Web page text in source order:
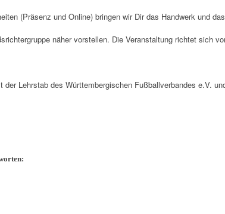
(Präsenz und Online) bringen wir Dir das Handwerk und
näher vorstellen. Die Veranstaltung richtet sich
Lehrstab des Württembergischen Fußballverbandes e.V.